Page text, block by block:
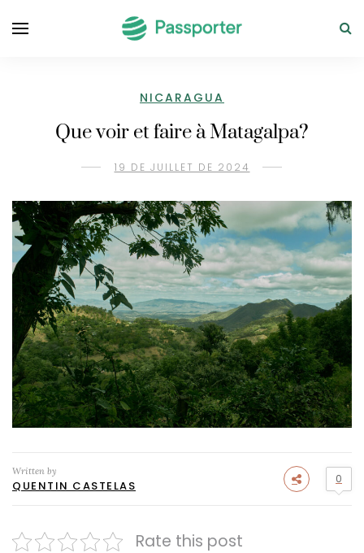
NICARAGUA
Que voir et faire à Matagalpa?
19 DE JUILLET DE 2024
Written by
QUENTIN CASTELAS 0
Rate this post